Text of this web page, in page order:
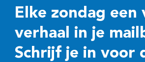
Elke zondag een
verhaal in je
Schrijf je in voor